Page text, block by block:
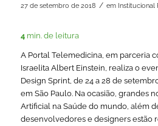
27 de setembro de 2018 / em Institucional
4 min. de leitura
A Portal Telemedicina, em parceria
Israelita Albert Einstein, realiza o
Design Sprint, de 24 a 28 de
em São Paulo. Na ocasião, grandes
Artificial na Saúde do mundo, além
desenvolvedores e designers estão